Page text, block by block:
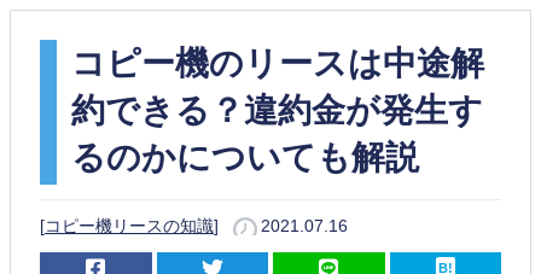
コピー機のリースは中途解
約できる？違約金が発生す
るのかについても解説
[コピー機リースの知識] 2021.07.16